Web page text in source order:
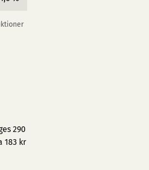
290
183 kr